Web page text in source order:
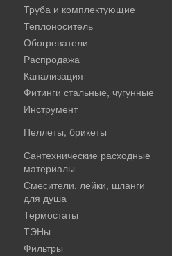
Труба и комплектующие
Теплоноситель
Обогреватели
Распродажа
Канализация
Фитинги стальные, чугунные
Инструмент
Пеллеты, брикеты
Сантехнические расходные
материалы
Смесители, лейки, шланги
для душа
Термостаты
ТЭНы
Фильтры